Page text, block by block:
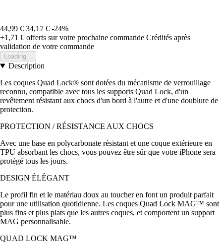
44,99 € 34,17 € -24%
+1,71 € offerts sur votre prochaine commande Crédités après
validation de votre commande
Loading...
Description
Les coques Quad Lock® sont dotées du mécanisme de verrouillage
reconnu, compatible avec tous les supports Quad Lock, d'un
revêtement résistant aux chocs d'un bord à l'autre et d'une doublure de
protection.
PROTECTION / RÉSISTANCE AUX CHOCS
Avec une base en polycarbonate résistant et une coque extérieure en
TPU absorbant les chocs, vous pouvez être sûr que votre iPhone sera
protégé tous les jours.
DESIGN ÉLÉGANT
Le profil fin et le matériau doux au toucher en font un produit parfait
pour une utilisation quotidienne. Les coques Quad Lock MAG™ sont
plus fins et plus plats que les autres coques, et comportent un support
MAG personnalisable.
QUAD LOCK MAG™